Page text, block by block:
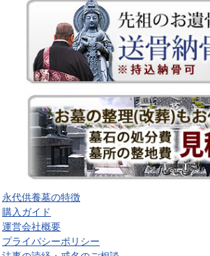
永代供養墓の特徴
購入ガイド
運営会社概要
プライバシーポリシー